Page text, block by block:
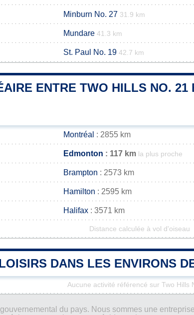
Minburn No. 27 31.9 km
Mundare 41.3 km
St. Paul No. 19 42.7 km
ENTRE TWO HILLS NO.
Montréal : 2855 km
Edmonton : 117 km la plus proche
Brampton : 2573 km
Hamilton : 2595 km
Halifax : 3571 km
Distance calculée à vol d'oiseau
DANS LES ENVIRONS
Aucune activité référencé sur Two Hills
du pays. Nous sommes une